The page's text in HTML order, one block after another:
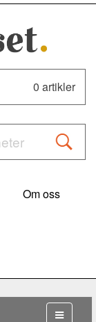
0 artikler
Om oss